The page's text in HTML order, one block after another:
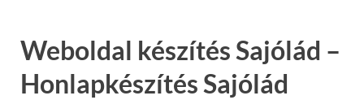
Weboldal készítés Sajólád –
Honlapkészítés Sajólád